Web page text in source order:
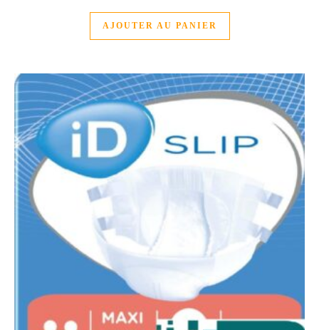
AJOUTER AU PANIER